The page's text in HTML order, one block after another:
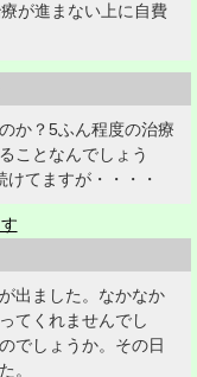
が進まない上に自費
か？5ふん程度の治療
ことなんでしょう
てますが・・・・
出ました。なかなか
てくれませんでし
でしょうか。その日
。